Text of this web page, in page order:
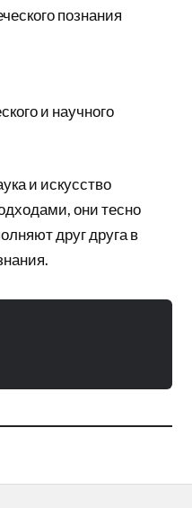
познания
и научного
и искусство
они тесно
друг друга в